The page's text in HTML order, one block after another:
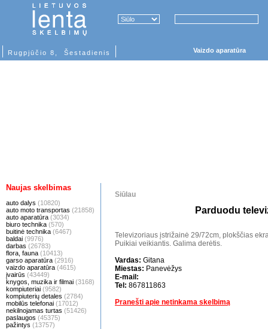
Rugpjūčio 8, Šestadienis Vaizdo aparatūra
Naujas skelbimas
auto dalys (10820)
auto moto transportas (21858)
auto aparatūra (3034)
biuro technika (570)
buitinė technika (6467)
baldai (9976)
darbas (26783)
flora, fauna (10413)
garso aparatūra (2916)
vaizdo aparatūra (4615)
įvairūs (43449)
knygos, muzika ir filmai (3168)
kompiuteriai (9582)
kompiuterių detales (2784)
mobilūs telefonai (17012)
nekilnojamas turtas (51426)
paslaugos (45375)
pažintys (13757)
Siūlau
Parduodu
Televizoriaus įstrižainė 29/72cm, plokščias
Puikiai veikiantis. Galima derėtis.
Vardas: Gitana
Miestas: Panevėžys
E-mail:
Tel: 867811863
Pranešti apie netinkama skelbimą